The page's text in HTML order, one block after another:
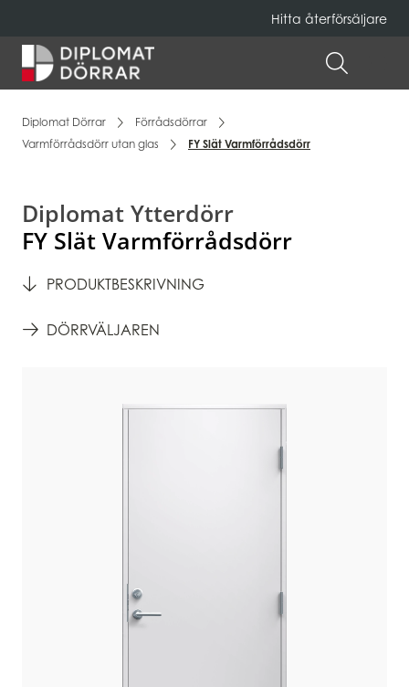
Hitta återförsäljare
ÖPPNA
Diplomat Dörrar
Förrådsdörrar
Varmförrådsdörr utan glas
FY Slät Varmförrådsdörr
Diplomat Ytterdörr
FY Slät Varmförrådsdörr
PRODUKTBESKRIVNING
DÖRRVÄLJAREN